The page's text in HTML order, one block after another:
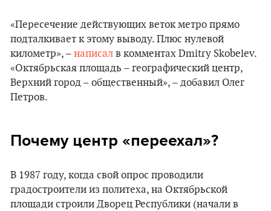
«Пересечение действующих веток метро прямо
подталкивает к этому выводу. Плюс нулевой
километр», – написал в комментах Dmitry Skobelev.
«Октябрьская площадь – географический центр,
Верхний город – общественный», – добавил Олег
Петров.
Почему центр «переехал»?
В 1987 году, когда свой опрос проводили
градостроители из политеха, на Октябрьской
площади строили Дворец Республики (начали в